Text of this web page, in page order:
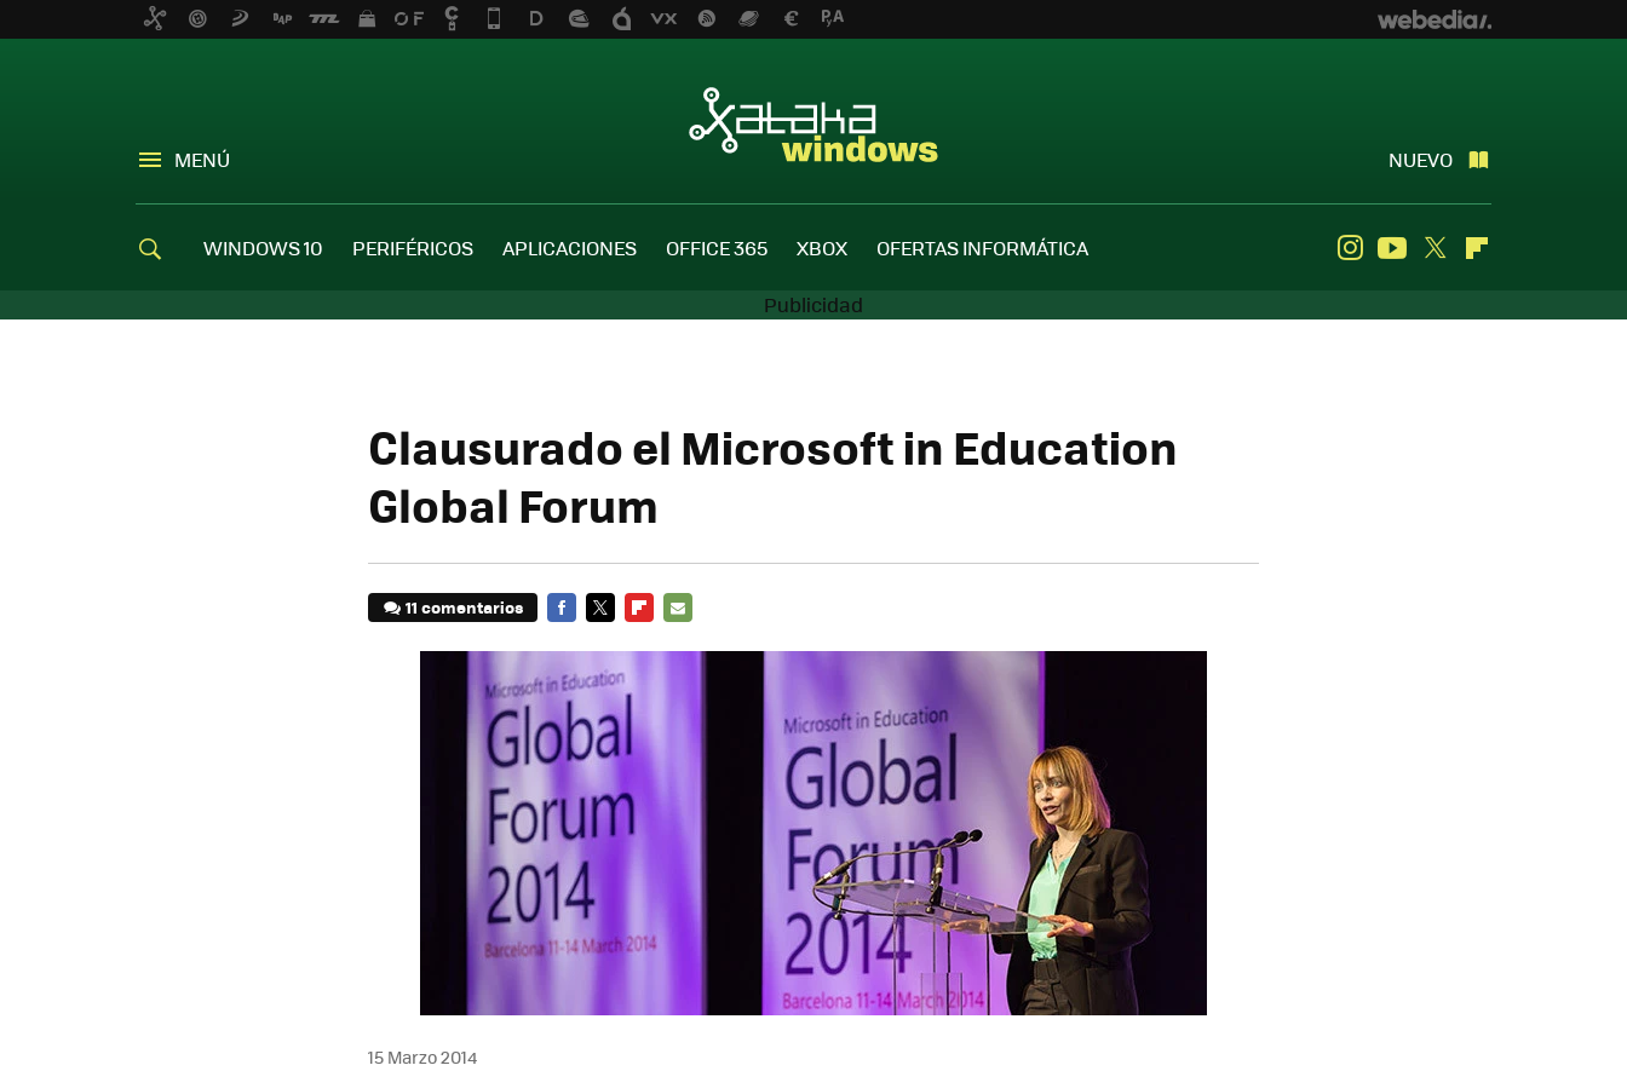
MENÚ NUEVO
WINDOWS 10 PERIFÉRICOS APLICACIONES OFFICE 365 XBOX OFERTAS INFORMÁTICA InstagramYoutube
Twitter
Clausurado el Microsoft in Education
Global Forum
11 comentarios
15 Marzo 2014